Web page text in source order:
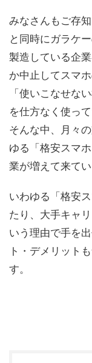
みなさんもご存
と同時にガラケ
製造している企
か中止してスマ
「使いこなせな
を仕方なく使っ
そんな中、月々
ゆる「格安スマ
業が増えて来てい
いわゆる「格安
たり、大手キャ
いう理由で手を
ト・デメリット
す。